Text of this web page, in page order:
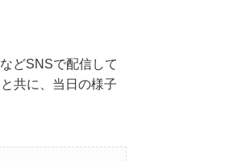
などSNSで配信して
共に、当日の様子